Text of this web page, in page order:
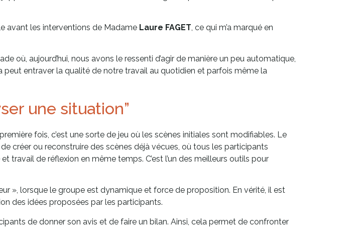
avant les interventions de Madame Laure FAGET, ce qui m’a marqué en
où, aujourd’hui, nous avons le ressenti d’agir de manière un peu automatique,
entraver la qualité de notre travail au quotidien et parfois même la
une situation”
fois, c’est une sorte de jeu où les scènes initiales sont modifiables. Le
créer ou reconstruire des scènes déjà vécues, où tous les participants
de réflexion en même temps. C’est l’un des meilleurs outils pour
», lorsque le groupe est dynamique et force de proposition. En vérité, il est
des idées proposées par les participants.
de donner son avis et de faire un bilan. Ainsi, cela permet de confronter